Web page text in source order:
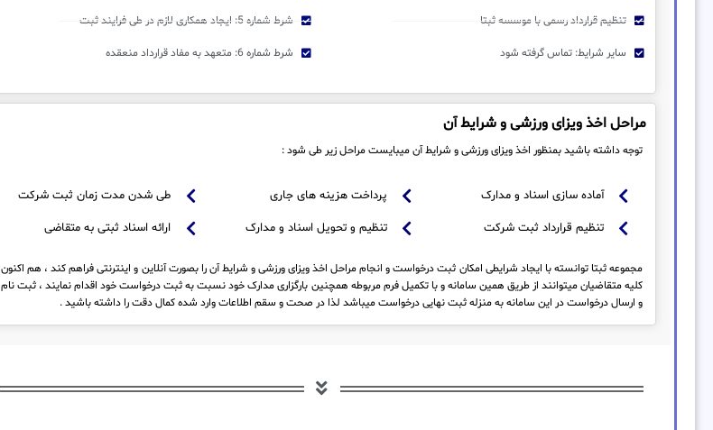
تنظیم قرارداد رسمی با موسسه ثبتا
سایر شرایط: تماس گرفته شود
شرط شماره 5: ایجاد همکاری لازم در طی فرایند ثبت
شرط شماره 6: متعهد به مفاد قرارداد منعقده
مراحل اخذ ویزای ورزشی و شرایط آن
توجه داشته باشید بمنظور اخذ ویزای ورزشی و شرایط آن میبایست مراحل زیر طی شود :
آماده سازی اسناد و مدارک
تنظیم قرارداد ثبت شرکت
پرداخت هزینه های جاری
تنظیم و تحویل اسناد و مدارک
طی شدن مدت زمان ثبت شرکت
ارائه اسناد ثبتی به متقاضی
مجموعه ثبتا توانسته با ایجاد شرایطی امکان ثبت درخواست و انجام مراحل اخذ ویزای ورزشی و شرایط آن را بصورت آنلاین و اینترنتی فراهم کند ، هم اکنون
کلیه متقاضیان میتوانند از طریق همین سامانه و با تکمیل فرم مربوطه همچنین بارگزاری مدارک خود نسبت به ثبت درخواست خود اقدام نمایند ، ثبت نام
و ارسال درخواست در این سامانه به منزله ثبت نهایی درخواست میباشد لذا در صحت و سقم اطلاعات وارد شده کمال دقت را داشته باشید .